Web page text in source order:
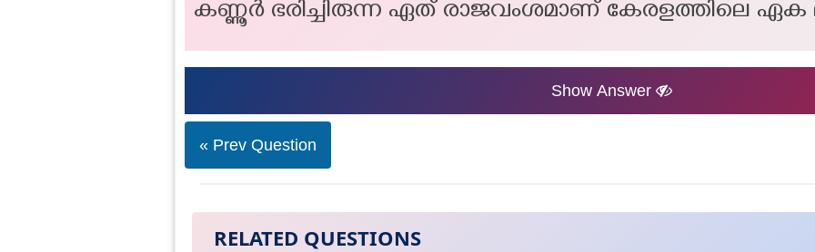
കണ്ണൂർ ഭരിച്ചിരുന്ന ഏത് രാജവംശമാണ് കേരളത്തിലെ ഏക
Show Answer
« Prev Question
RELATED QUESTIONS